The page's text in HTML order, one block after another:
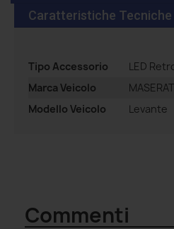
Caratteristiche Tecniche
Tipo Accessorio
LED
Marca Veicolo
Modello Veicolo
Levante
Commenti